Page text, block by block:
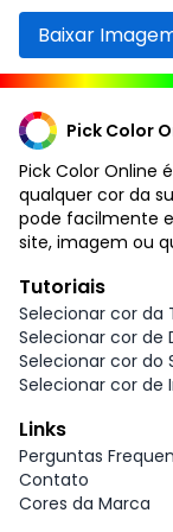
Baixar
Pick Color
Pick Color Online
qualquer cor da
pode facilmente
site, imagem ou
Tutoriais
Selecionar cor da
Selecionar cor de
Selecionar cor do
Selecionar cor de
Links
Perguntas
Contato
Cores da Marca